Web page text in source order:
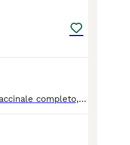
I nostri cuccioli vengono consegnati con ciclo vaccinale completo, sverminati iscritti all anagrafe canina e pedigree., e certificati dei test genetici dei genitori. Genitori testati per le patologie di razza. Riceviamo su appuntamento , venite a conoscere i nostri pelosoni. Non cediamo cuccioli via sms, è gradito un primo contatto telefonico e a seguire una visita , per conoscerci. Per appuntamento , Cell 335.1016842